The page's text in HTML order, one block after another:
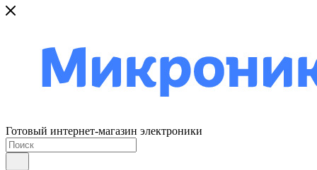
Готовый интернет-магазин электроники